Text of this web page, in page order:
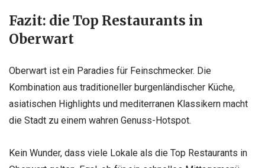
Fazit: die Top Restaurants in
Oberwart
Oberwart ist ein Paradies für Feinschmecker. Die
Kombination aus traditioneller burgenländischer Küche,
asiatischen Highlights und mediterranen Klassikern macht
die Stadt zu einem wahren Genuss-Hotspot.
Kein Wunder, dass viele Lokale als die Top Restaurants in